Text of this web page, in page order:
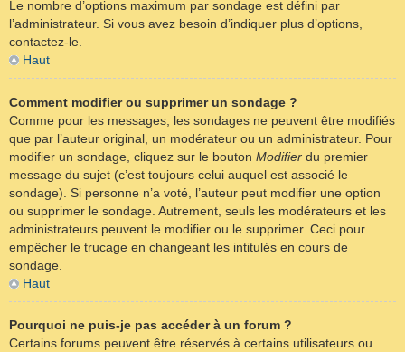
Le nombre d’options maximum par sondage est défini par
l’administrateur. Si vous avez besoin d’indiquer plus d’options,
contactez-le.
Haut
Comment modifier ou supprimer un sondage ?
Comme pour les messages, les sondages ne peuvent être modifiés
que par l’auteur original, un modérateur ou un administrateur. Pour
modifier un sondage, cliquez sur le bouton Modifier du premier
message du sujet (c’est toujours celui auquel est associé le
sondage). Si personne n’a voté, l’auteur peut modifier une option
ou supprimer le sondage. Autrement, seuls les modérateurs et les
administrateurs peuvent le modifier ou le supprimer. Ceci pour
empêcher le trucage en changeant les intitulés en cours de
sondage.
Haut
Pourquoi ne puis-je pas accéder à un forum ?
Certains forums peuvent être réservés à certains utilisateurs ou